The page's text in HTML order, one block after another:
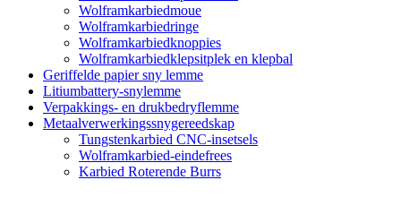
Wolframkarbiedmoue
Wolframkarbiedringe
Wolframkarbiedknoppies
Wolframkarbiedklepsitplek en klepbal
Geriffelde papier sny lemme
Litiumbattery-snylemme
Verpakkings- en drukbedryflemme
Metaalverwerkingssnygereedskap
Tungstenkarbied CNC-insetsels
Wolframkarbied-eindefrees
Karbied Roterende Burrs